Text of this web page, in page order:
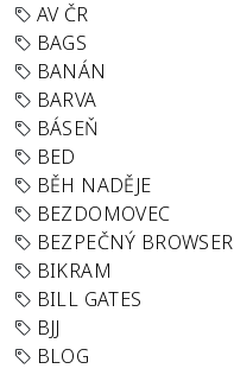
AV ČR
BAGS
BANÁN
BARVA
BÁSEŇ
BED
BĚH NADĚJE
BEZDOMOVEC
BEZPEČNÝ BROWSER
BIKRAM
BILL GATES
BJJ
BLOG